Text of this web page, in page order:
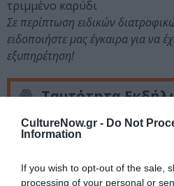
CultureNow.gr - Do Not
Information
If you wish to opt-out of the sale,
processing of your personal or
τριμμένο καρύδι
Σε περίπτωση ειδικών
ειδοποιήστε μας έγκαιρα για να
εξυπηρέτηση!
Ταυτότητα
Ημερομηνία:
Κάθε Κυριακή στις 20.30